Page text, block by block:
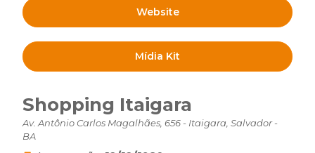
Website
Mídia Kit
Shopping Itaigara
Av. Antônio Carlos Magalhães, 656 - Itaigara, Salvador -
BA